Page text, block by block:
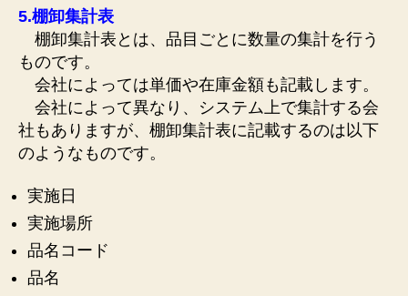
5.棚卸集計表
棚卸集計表とは、品目ごとに数量の集計を行う
ものです。
会社によっては単価や在庫金額も記載します。
会社によって異なり、システム上で集計する会
社もありますが、棚卸集計表に記載するのは以下
のようなものです。
実施日
実施場所
品名コード
品名